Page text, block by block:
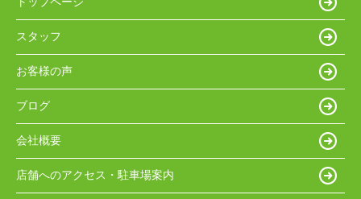
スタッフ
お客様の声
ブログ
会社概要
店舗へのアクセス・駐車場案内